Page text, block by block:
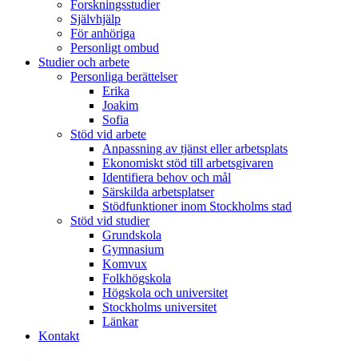
Forskningsstudier
Självhjälp
För anhöriga
Personligt ombud
Studier och arbete
Personliga berättelser
Erika
Joakim
Sofia
Stöd vid arbete
Anpassning av tjänst eller arbetsplats
Ekonomiskt stöd till arbetsgivaren
Identifiera behov och mål
Särskilda arbetsplatser
Stödfunktioner inom Stockholms stad
Stöd vid studier
Grundskola
Gymnasium
Komvux
Folkhögskola
Högskola och universitet
Stockholms universitet
Länkar
Kontakt